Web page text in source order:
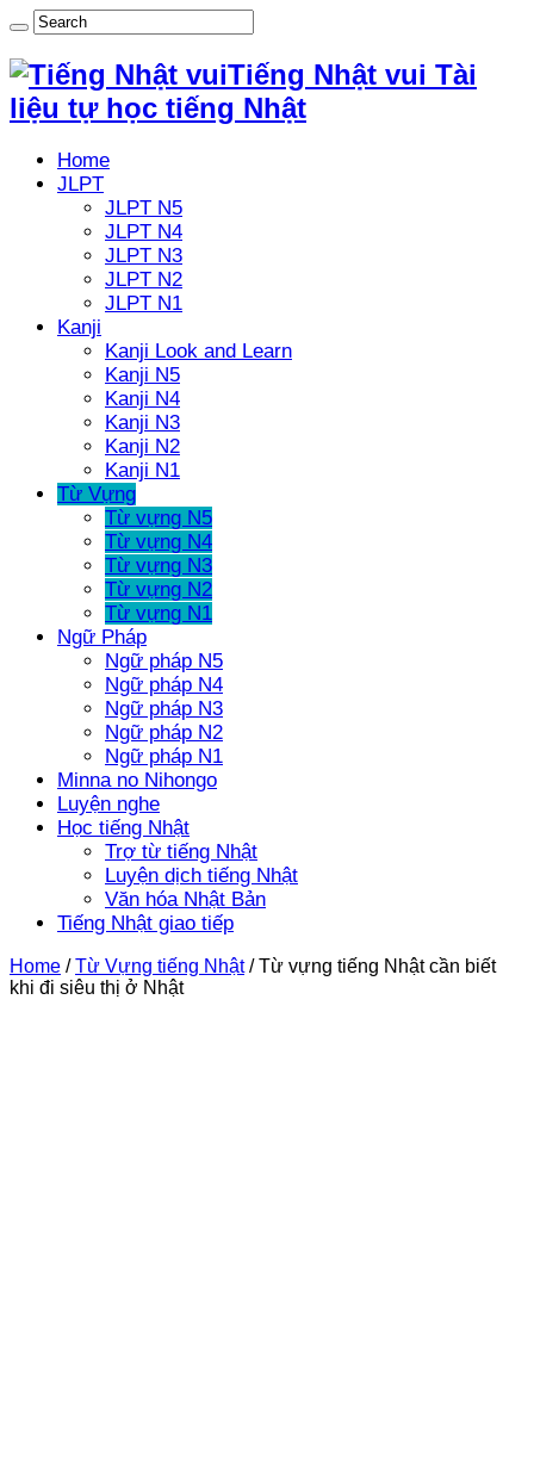
Tiếng Nhật vui Tài
liệu tự học tiếng Nhật
Home
JLPT
JLPT N5
JLPT N4
JLPT N3
JLPT N2
JLPT N1
Kanji
Kanji Look and Learn
Kanji N5
Kanji N4
Kanji N3
Kanji N2
Kanji N1
Từ Vựng
Từ vựng N5
Từ vựng N4
Từ vựng N3
Từ vựng N2
Từ vựng N1
Ngữ Pháp
Ngữ pháp N5
Ngữ pháp N4
Ngữ pháp N3
Ngữ pháp N2
Ngữ pháp N1
Minna no Nihongo
Luyện nghe
Học tiếng Nhật
Trợ từ tiếng Nhật
Luyện dịch tiếng Nhật
Văn hóa Nhật Bản
Tiếng Nhật giao tiếp
Home / Từ Vựng tiếng Nhật / Từ vựng tiếng Nhật cần biết
khi đi siêu thị ở Nhật